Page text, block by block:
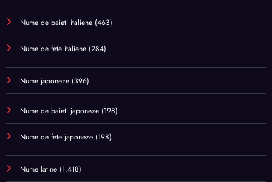
Nume de baieti italiene (463)
Nume de fete italiene (284)
Nume japoneze (396)
Nume de baieti japoneze (198)
Nume de fete japoneze (198)
Nume latine (1.418)